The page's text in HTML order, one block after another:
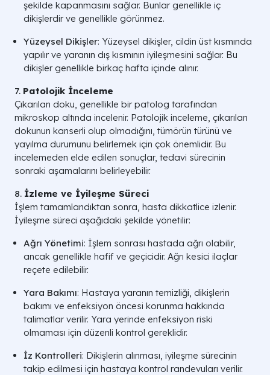
şekilde kapanmasını sağlar. Bunlar genellikle iç
dikişlerdir ve genellikle görünmez.
Yüzeysel Dikişler: Yüzeysel dikişler, cildin üst kısmında
yapılır ve yaranın dış kısmının iyileşmesini sağlar. Bu
dikişler genellikle birkaç hafta içinde alınır.
7. Patolojik İnceleme
Çıkarılan doku, genellikle bir patolog tarafından
mikroskop altında incelenir. Patolojik inceleme, çıkarılan
dokunun kanserli olup olmadığını, tümörün türünü ve
yayılma durumunu belirlemek için çok önemlidir. Bu
incelemeden elde edilen sonuçlar, tedavi sürecinin
sonraki aşamalarını belirleyebilir.
8. İzleme ve İyileşme Süreci
İşlem tamamlandıktan sonra, hasta dikkatlice izlenir.
İyileşme süreci aşağıdaki şekilde yönetilir:
Ağrı Yönetimi: İşlem sonrası hastada ağrı olabilir,
ancak genellikle hafif ve geçicidir. Ağrı kesici ilaçlar
reçete edilebilir.
Yara Bakımı: Hastaya yaranın temizliği, dikişlerin
bakımı ve enfeksiyon öncesi korunma hakkında
talimatlar verilir. Yara yerinde enfeksiyon riski
olmaması için düzenli kontrol gereklidir.
İz Kontrolleri: Dikişlerin alınması, iyileşme sürecinin
takip edilmesi için hastaya kontrol randevuları verilir.